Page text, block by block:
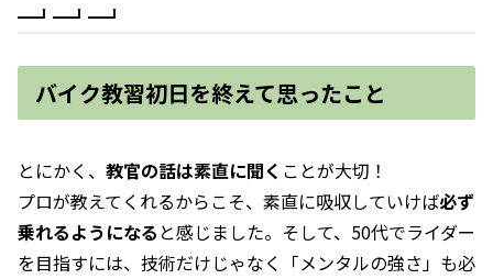
━┛━┛━┛
バイク教習初日を終えて思ったこと
とにかく、 教官の話は素直に聞く ことが大切！
プロが教えてくれるからこそ、素直に吸収していけば必ず
乗れるようになる と感じました。そして、50代でライダー
を目指すには、技術だけじゃなく「メンタルの強さ」も必